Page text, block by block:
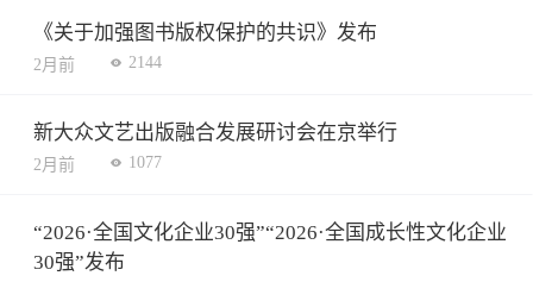
《关于加强图书版权保护的共识》发布
2月前 2144
新大众文艺出版融合发展研讨会在京举行
2月前 1077
“2026·全国文化企业30强”“2026·全国成长性文化企业
30强”发布